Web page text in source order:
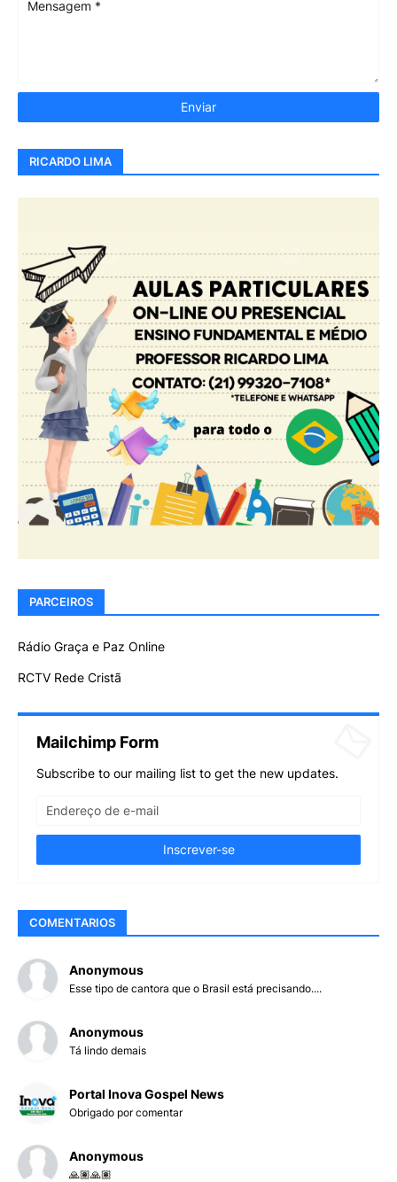
RICARDO LIMA
PARCEIROS
Rádio Graça e Paz Online
RCTV Rede Cristã
Mailchimp Form
Subscribe to our mailing list to get the new updates.
COMENTARIOS
Anonymous
Esse tipo de cantora que o Brasil está precisando....
Anonymous
Tá lindo demais
Portal Inova Gospel News
Obrigado por comentar
Anonymous
🙏🏽🙏🏽